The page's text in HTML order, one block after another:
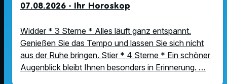
07.08.2026 - Ihr Horoskop
Widder * 3 Sterne * Alles läuft ganz entspannt.
Genießen Sie das Tempo und lassen Sie sich nicht
aus der Ruhe bringen. Stier * 4 Sterne * Ein schöner
Augenblick bleibt Ihnen besonders in Erinnerung. …